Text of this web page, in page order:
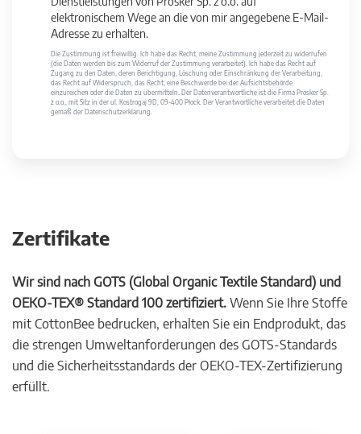
elektronischem Wege an die von mir angegebene E-Mail-
Adresse zu erhalten.
Die Zustimmung ist freiwillig. Ich habe das Recht, meine Zustimmung jederzeit zu widerrufen
(die Daten werden bis zum Widerruf der Zustimmung verarbeitet). Ich habe das Recht auf
Zugang zu den Daten, deren Berichtigung, Löschung oder Einschränkung der Verarbeitung,
das Recht auf Widerspruch, das Recht, eine Beschwerde bei der Aufsichtsbehörde
einzureichen oder die Daten zu übermitteln. Der Datenverantwortliche ist die Firma Prosker Sp.
z o.o., mit Sitz in der ul. Kostrogaj 9D, 09-400 Płock. Der Verantwortliche verarbeitet die Daten
gemäß der Datenschutzerklärung.
Zertifikate
Wir sind nach GOTS (Global Organic Textile Standard) und
OEKO-TEX® Standard 100 zertifiziert. Wenn Sie Ihre Stoffe
mit CottonBee bedrucken, erhalten Sie ein Endprodukt, das
die strengen Umweltanforderungen des GOTS-Standards
und die Sicherheitsstandards der OEKO-TEX-Zertifizierung
erfüllt.